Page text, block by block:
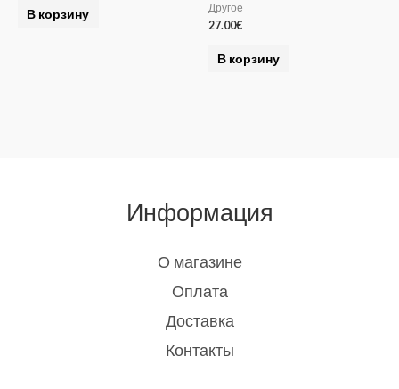
В корзину Другое
27.00€
В корзину
Информация
О магазине
Оплата
Доставка
Контакты